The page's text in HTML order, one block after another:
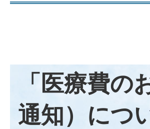
「医療費
通知）につ